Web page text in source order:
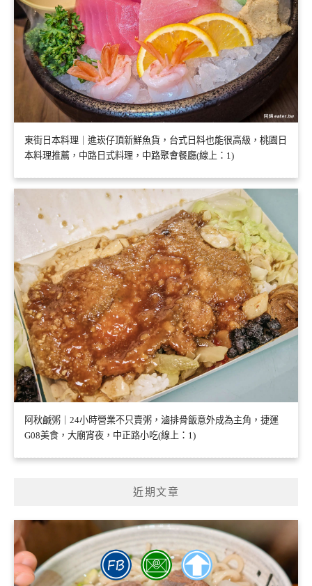
東街日本料理｜進崁仔頂新鮮魚貨，台式日料也能很高級，桃園日
本料理推薦，中路日式料理，中路聚會餐廳(線上：1)
阿秋鹹粥｜24小時營業不只賣粥，滷排骨飯意外成為主角，捷運
G08美食，大廟宵夜，中正路小吃(線上：1)
近期文章